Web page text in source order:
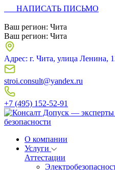
НАПИСАТЬ ПИСЬМО
Ваш регион: Чита
Ваш регион: Чита
Адрес: г. Чита, улица Ленина,
stroi.consult@yandex.ru
+7 (495) 152-52-91
О компании
Услуги
Аттестации